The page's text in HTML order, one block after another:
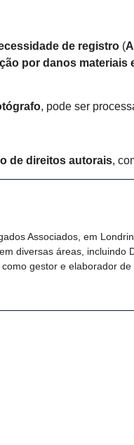
de registro (
por danos materiais
, pode ser
de direitos autorais,
Associados, em
diversas áreas,
gestor e elaborador